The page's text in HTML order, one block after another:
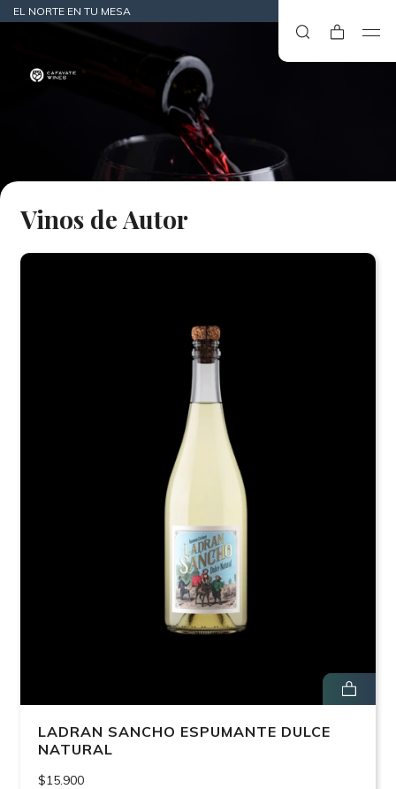
EL NORTE EN TU MESA
Vinos de Autor
LADRAN SANCHO ESPUMANTE DULCE
NATURAL
$15.900